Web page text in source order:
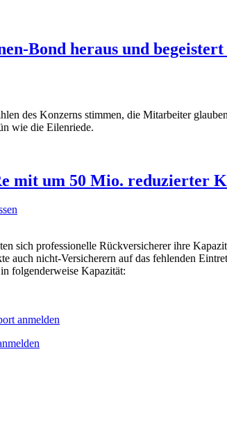
Bond heraus und
des Konzerns stimmen, die Mitarbeiter
wie die Eilenriede.
mit um 50 Mio. reduzierter
sich professionelle Rückversicherer ihre
auch nicht-Versicherern auf das fehlenden
folgenderweise Kapazität: